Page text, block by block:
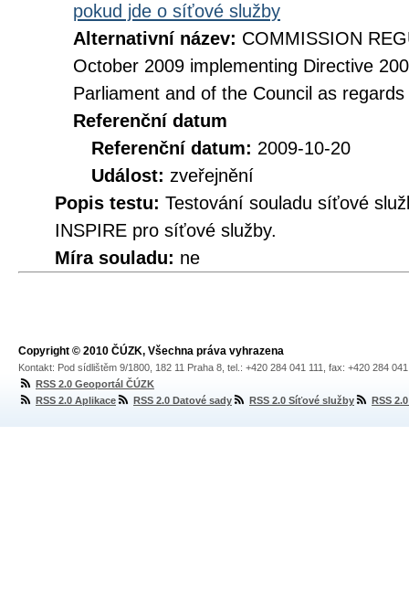
pokud jde o síťové služby
Alternativní název: COMMISSION
October 2009 implementing Directive
Parliament and of the Council as
Referenční datum
Referenční datum: 2009-10-20
Událost: zveřejnění
Popis testu: Testování souladu síťové
INSPIRE pro síťové služby.
Míra souladu: ne
Copyright © 2010 ČÚZK, Všechna práva vyhrazena
Kontakt: Pod sídlištěm 9/1800, 182 11 Praha 8, tel.: +420 284 041 111, fax: +420 284
RSS 2.0 Geoportál ČÚZK
RSS 2.0 Aplikace
RSS 2.0 Datové sady RSS 2.0 Síťové služby RSS